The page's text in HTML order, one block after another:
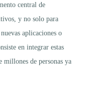
central de
y no solo para
aplicaciones o
en integrar estas
millones de personas ya